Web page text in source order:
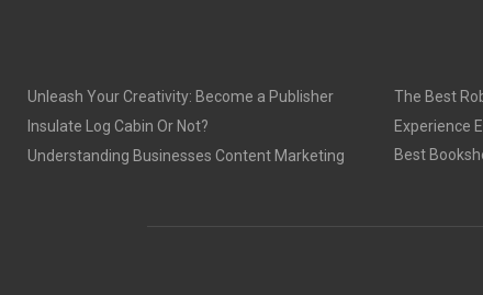
Unleash Your Creativity: Become a Publisher
Insulate Log Cabin Or Not?
Understanding Businesses Content Marketing
The Best
Experience
Best